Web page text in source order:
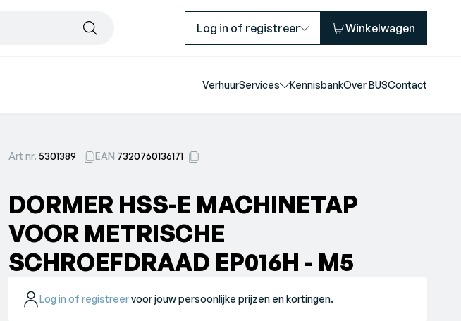
Log in of registreer Winkelwagen
VerhuurServices KennisbankOver BUSContact
Art nr.5301389 EAN 7320760136171
DORMER HSS-E MACHINETAP
VOOR METRISCHE
SCHROEFDRAAD EP016H - M5
Log in of registreervoor jouw persoonlijke prijzen en kortingen.